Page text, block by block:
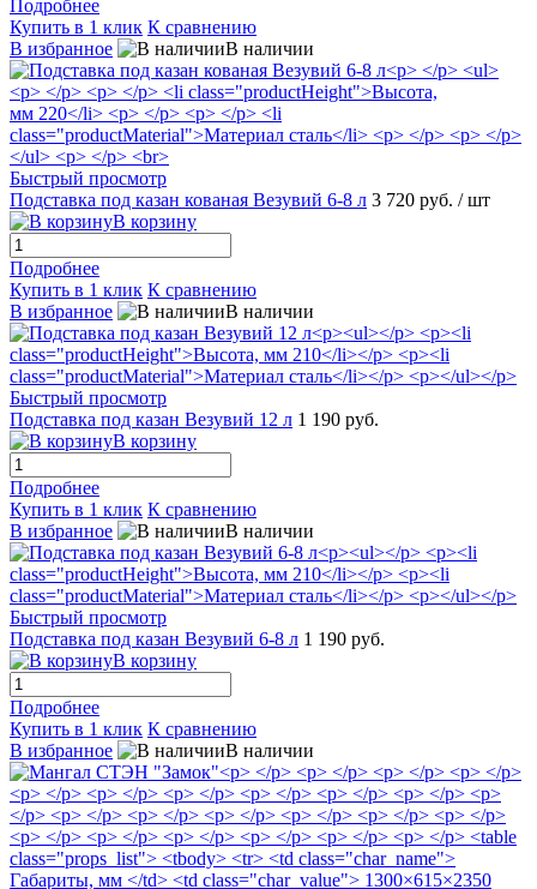
Подробнее
Купить в 1 клик К сравнению
В избранное
В наличии
Быстрый просмотр
Подставка под казан кованая Везувий 6-8 л 3 720 руб. / шт
В корзину
Подробнее
Купить в 1 клик К сравнению
В избранное
В наличии
Быстрый просмотр
Подставка под казан Везувий 12 л 1 190 руб.
В корзину
Подробнее
Купить в 1 клик К сравнению
В избранное
В наличии
Быстрый просмотр
Подставка под казан Везувий 6-8 л 1 190 руб.
В корзину
Подробнее
Купить в 1 клик К сравнению
В избранное
В наличии